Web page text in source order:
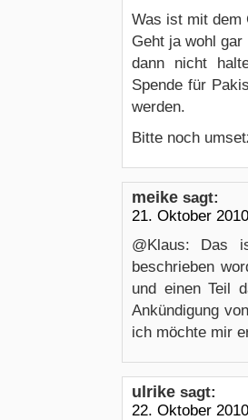
Was ist mit dem
Geht ja wohl
dann nicht
Spende für
werden.
Bitte noch
meike sagt:
21. Oktober
@Klaus: Das
beschrieben
und einen Teil
Ankündigung
ich möchte mir
ulrike sagt:
22. Oktober